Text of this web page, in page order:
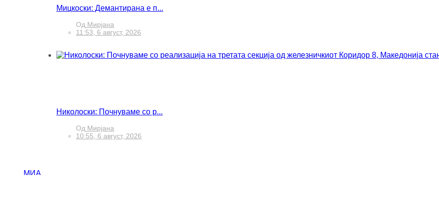
Мицкоски: Демантирана е п...
Од Мирјана
11:53, 6 август, 2026
Николоски: Почнуваме со р...
Од Мирјана
10:55, 6 август, 2026
МИА